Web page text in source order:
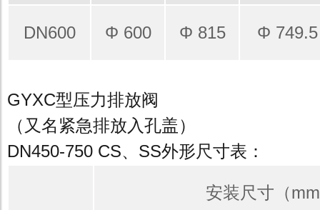
DN600 Φ 600 Φ 815 Φ 749.5
GYXC型压力排放阀
（又名紧急排放入孔盖）
DN450-750 CS、SS外形尺寸表：
安装尺寸（